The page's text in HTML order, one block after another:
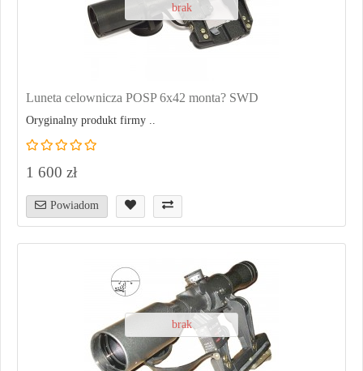
brak
Luneta celownicza POSP 6x42 monta? SWD
Oryginalny produkt firmy ..
1 600 zł
Powiadom
brak